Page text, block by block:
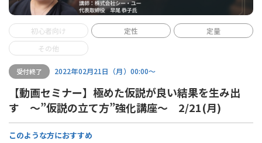
初心者向け 定性
定量
その他
受付終了 2022年02月21日（月）00:00〜
【動画セミナー】極めた仮説が良い結果を生み出
す ～”仮説の立て方”強化講座～ 2/21(月)
このような方におすすめ